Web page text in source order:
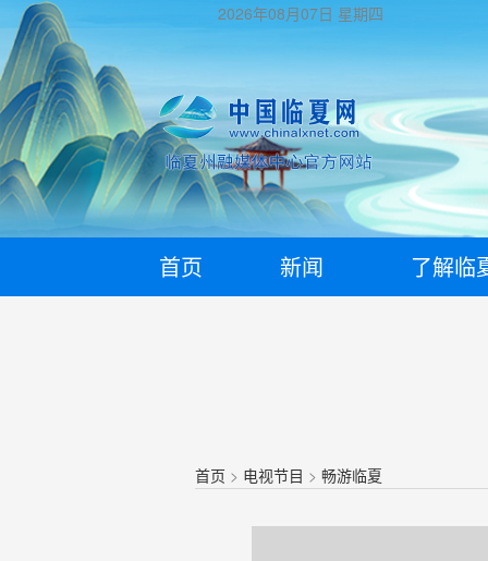
2026年08月07日 星期四
首页 新闻 了解临
首页 > 电视节目 >畅游临夏